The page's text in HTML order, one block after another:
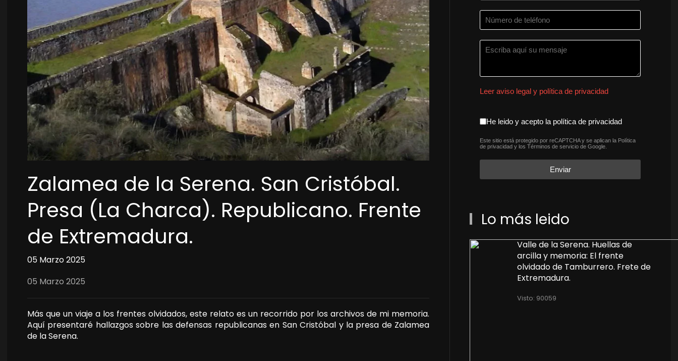
Zalamea de la Serena. San Cristóbal.
Presa (La Charca). Republicano. Frente
de Extremadura.
05 Marzo 2025
05 Marzo 2025
Más que un viaje a los frentes olvidados, este relato es un recorrido por los archivos de mi memoria.
Aquí presentaré hallazgos sobre las defensas republicanas en San Cristóbal y la presa de Zalamea
de la Serena.
Leer aviso legal y política de privacidad
aceptacion política de
He leido y acepto la política de privacidad
reCAPTCHA*
Este sitio está protegido por reCAPTCHA y se aplican la Política
de privacidad y losTérminos de servicio de Google.
Enviar
Lo más leido
Valle de la Serena. Huellas de
arcilla y memoria: El frente
olvidado de Tamburrero. Frete de
Extremadura.
Visto: 90059